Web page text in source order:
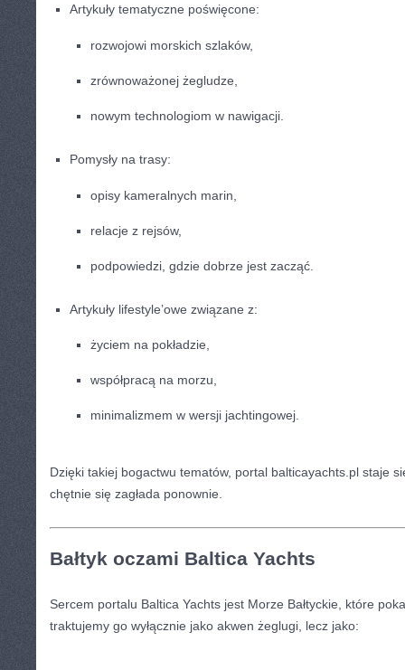
Artykuły tematyczne poświęcone:
rozwojowi morskich szlaków,
zrównoważonej żegludze,
nowym technologiom w nawigacji.
Pomysły na trasy:
opisy kameralnych marin,
relacje z rejsów,
podpowiedzi, gdzie dobrze jest zacząć.
Artykuły lifestyle’owe związane z:
życiem na pokładzie,
współpracą na morzu,
minimalizmem w wersji jachtingowej.
Dzięki takiej bogactwu tematów, portal balticayachts.pl staje
chętnie się zagłada ponownie.
Bałtyk oczami Baltica Yachts
Sercem portalu Baltica Yachts jest Morze Bałtyckie, które
traktujemy go wyłącznie jako akwen żeglugi, lecz jako: